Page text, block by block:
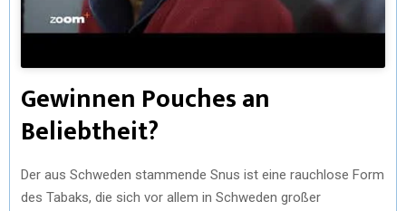
Gewinnen Pouches an
Beliebtheit?
Der aus Schweden stammende Snus ist eine rauchlose Form
des Tabaks, die sich vor allem in Schweden großer